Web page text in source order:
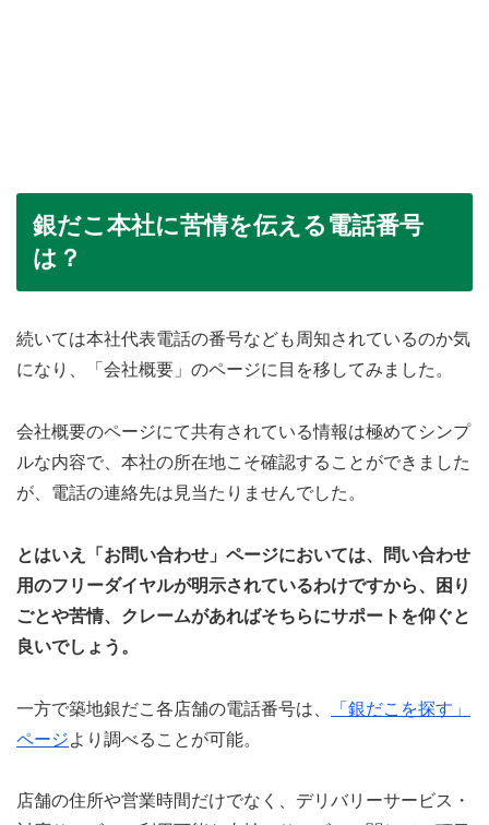
銀だこ本社に苦情を伝える電話番号
は？
続いては本社代表電話の番号なども周知されているのか気
になり、「会社概要」のページに目を移してみました。
会社概要のページにて共有されている情報は極めてシンプ
ルな内容で、本社の所在地こそ確認することができました
が、電話の連絡先は見当たりませんでした。
とはいえ「お問い合わせ」ページにおいては、問い合わせ
用のフリーダイヤルが明示されているわけですから、困り
ごとや苦情、クレームがあればそちらにサポートを仰ぐと
良いでしょう。
一方で築地銀だこ各店舗の電話番号は、
「銀だこを探す」
ページより調べることが可能。
店舗の住所や営業時間だけでなく、デリバリーサービス・